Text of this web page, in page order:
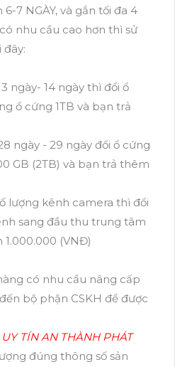
7 NGÀY, và gắn tối đa 4
nhu cầu cao hơn thì sử
ngày- 14 ngày thì đổi ổ
ổ cứng 1TB và bạn trả
ngày - 29 ngày đổi ổ cứng
GB (2TB) và bạn trả thêm
lượng kênh camera thì đổi
sang đầu thu trung tâm
(VNĐ)
có nhu cầu nâng cấp
bộ phận CSKH để được
TÍN AN THÀNH PHÁT
đúng thông số sản